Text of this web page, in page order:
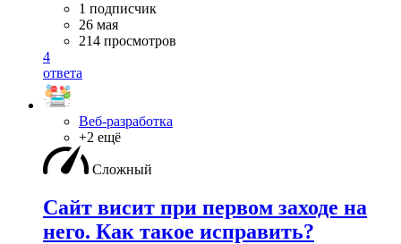
1 подписчик
26 мая
214 просмотров
4
ответа
Веб-разработка
+2 ещё
Сложный
Сайт висит при первом заходе на
него. Как такое исправить?